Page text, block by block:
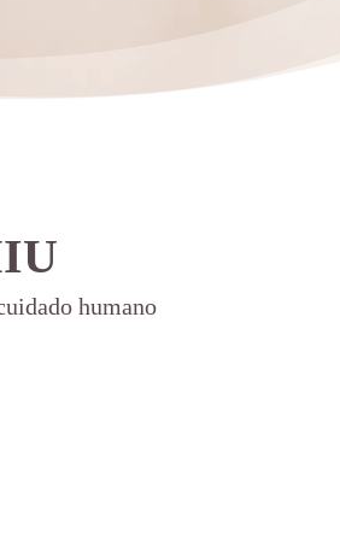
humano